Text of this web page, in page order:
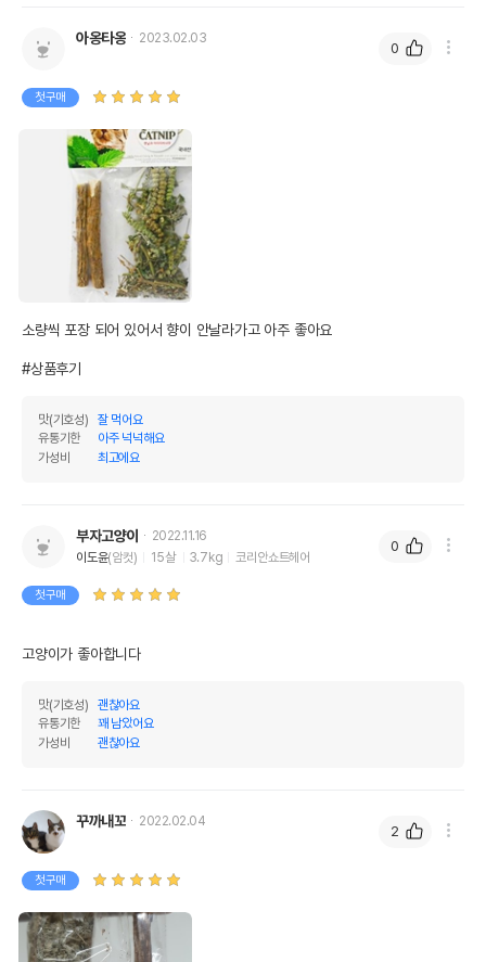
아옹타옹 2023.02.03
첫구매
소량씩 포장 되어 있어서 향이 안날라가고 아주 좋아요
#상품후기
맛(기호성)
잘 먹어요
유통기한
아주 넉넉해요
가성비
최고에요
0
부자고양이
2022.11.16
이도윤(암컷) 15살 3.7kg 코리안쇼트헤어
첫구매
고양이가 좋아합니다
맛(기호성)
괜찮아요
유통기한
꽤 남았어요
가성비
괜찮아요
0
꾸까내꼬 2022.02.04
첫구매
2